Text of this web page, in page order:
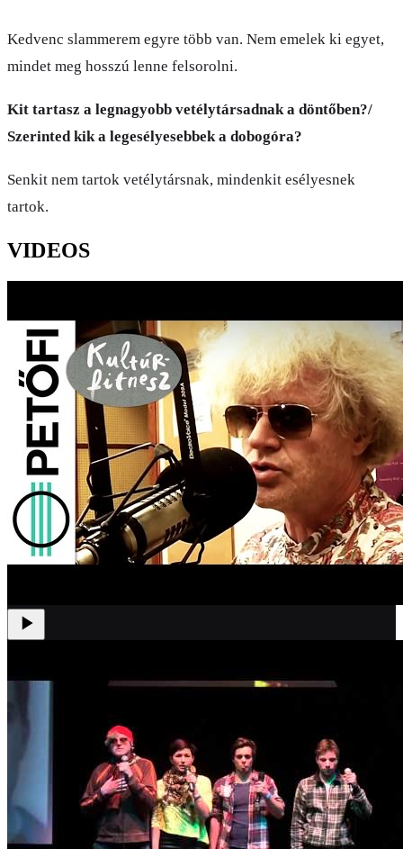
Kedvenc slammerem egyre több van. Nem emelek ki egyet,
mindet meg hosszú lenne felsorolni.
Kit tartasz a legnagyobb vetélytársadnak a döntőben?/
Szerinted kik a legesélyesebbek a dobogóra?
Senkit nem tartok vetélytársnak, mindenkit esélyesnek
tartok.
VIDEOS